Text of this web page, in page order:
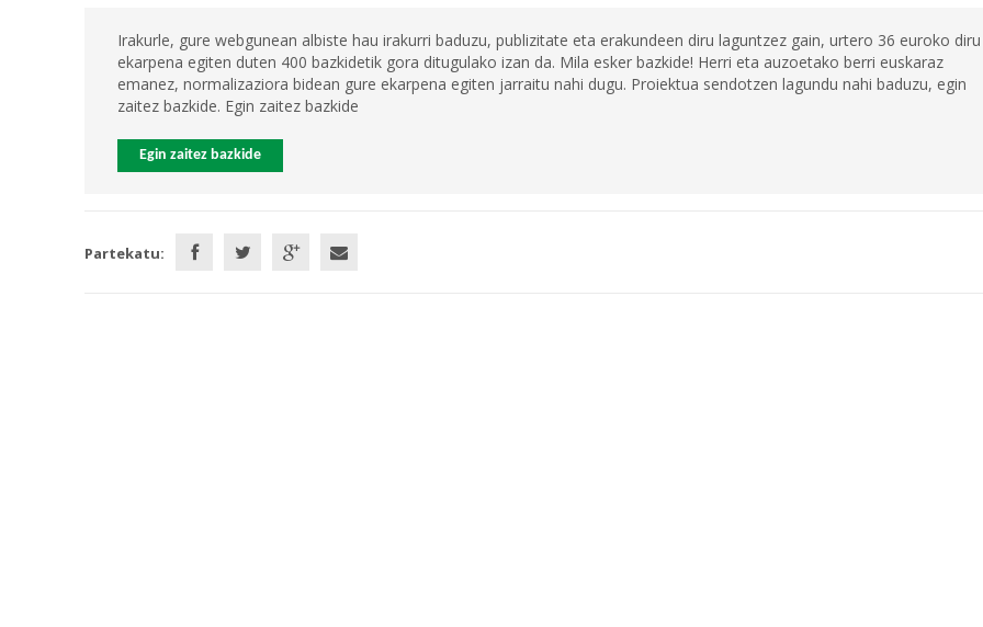
Irakurle, gure webgunean albiste hau irakurri baduzu, publizitate eta erakundeen diru laguntzez gain, urtero 36 euroko diru
ekarpena egiten duten 400 bazkidetik gora ditugulako izan da. Mila esker bazkide! Herri eta auzoetako berri euskaraz
emanez, normalizaziora bidean gure ekarpena egiten jarraitu nahi dugu. Proiektua sendotzen lagundu nahi baduzu, egin
zaitez bazkide. Egin zaitez bazkide
Egin zaitez bazkide
Partekatu: